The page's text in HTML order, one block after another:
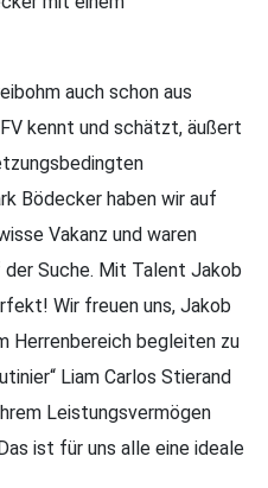
auch schon aus
kennt und schätzt, äußert
Bödecker haben wir auf
Vakanz und waren
Suche. Mit Talent Jakob
Wir freuen uns, Jakob
Herrenbereich begleiten zu
Liam Carlos Stierand
Leistungsvermögen
ist für uns alle eine ideale